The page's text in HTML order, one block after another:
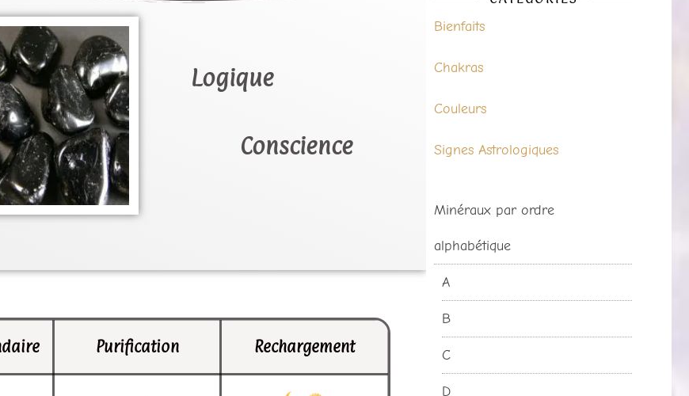
Logique
Conscience
Purification Rechargement
Bienfaits
Chakras
Couleurs
Signes Astrologiques
Minéraux par ordre
alphabétique
A
B
C
D